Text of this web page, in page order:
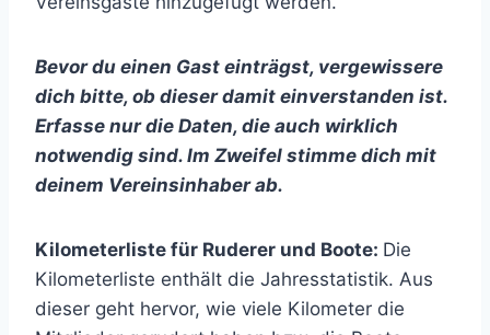
Bevor du einen Gast einträgst, vergewissere
dich bitte, ob dieser damit einverstanden ist.
Erfasse nur die Daten, die auch wirklich
notwendig sind. Im Zweifel stimme dich mit
deinem Vereinsinhaber ab.
Kilometerliste für Ruderer und Boote: Die
Kilometerliste enthält die Jahresstatistik. Aus
dieser geht hervor, wie viele Kilometer die